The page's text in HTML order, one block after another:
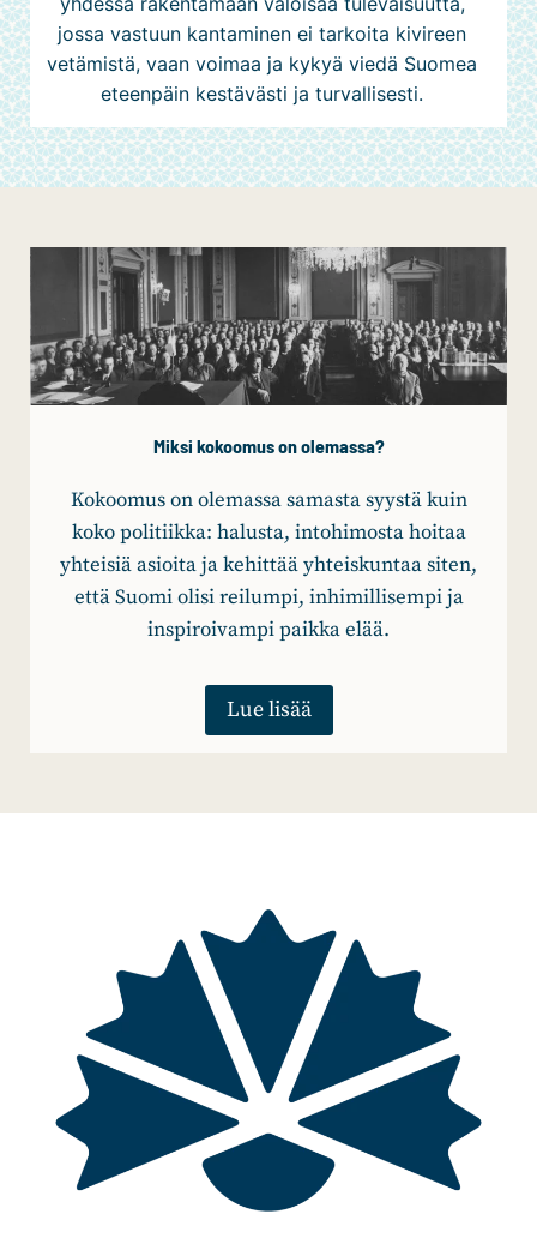
jossa vastuun kantaminen ei tarkoita kivireen
vetämistä, vaan voimaa ja kykyä viedä Suomea
eteenpäin kestävästi ja turvallisesti.
Miksi kokoomus on olemassa?
Kokoomus on olemassa samasta syystä kuin
koko politiikka: halusta, intohimosta hoitaa
yhteisiä asioita ja kehittää yhteiskuntaa siten,
että Suomi olisi reilumpi, inhimillisempi ja
inspiroivampi paikka elää.
Lue lisää